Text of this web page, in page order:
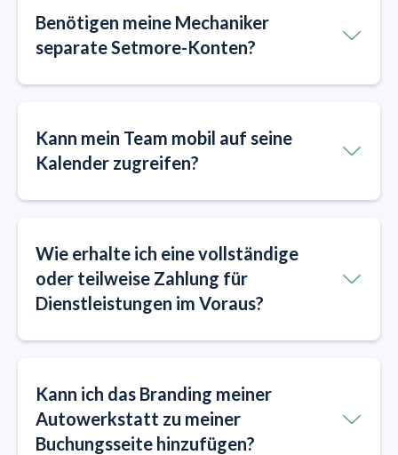
Benötigen meine Mechaniker
separate Setmore-Konten?
Kann mein Team mobil auf seine
Kalender zugreifen?
Wie erhalte ich eine vollständige
oder teilweise Zahlung für
Dienstleistungen im Voraus?
Kann ich das Branding meiner
Autowerkstatt zu meiner
Buchungsseite hinzufügen?